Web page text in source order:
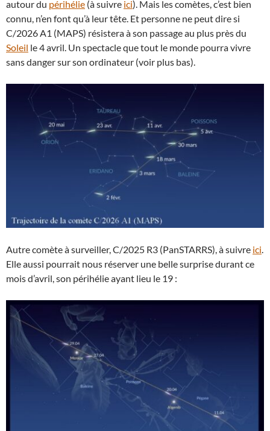
autour du périhélie (à suivre ici). Mais les comètes, c’est bien
connu, n’en font qu’à leur tête. Et personne ne peut dire si
C/2026 A1 (MAPS) résistera à son passage au plus près du
Soleil le 4 avril. Un spectacle que tout le monde pourra vivre
sans danger sur son ordinateur (voir plus bas).
Autre comète à surveiller, C/2025 R3 (PanSTARRS), à suivre ici.
Elle aussi pourrait nous réserver une belle surprise durant ce
mois d’avril, son périhélie ayant lieu le 19 :